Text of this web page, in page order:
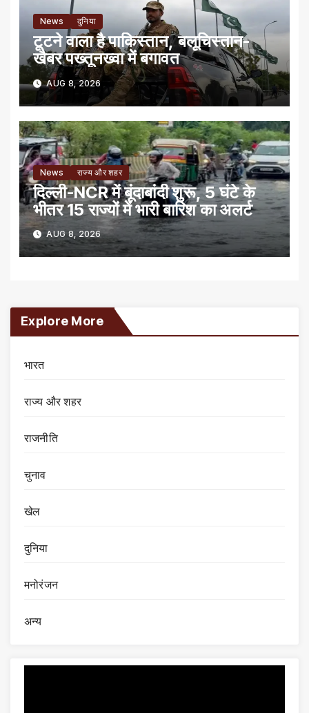
News दुनिया
टूटने वाला है पाकिस्तान, बलूचिस्तान-
खैबर पख्तूनख्वा में बगावत
AUG 8, 2026
News राज्य और शहर
दिल्ली-NCR में बूंदाबांदी शुरू, 5 घंटे के
भीतर 15 राज्यों में भारी बारिश का अलर्ट
AUG 8, 2026
Explore More
भारत
राज्य और शहर
राजनीति
चुनाव
खेल
दुनिया
मनोरंजन
अन्य